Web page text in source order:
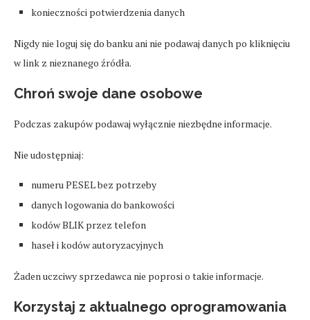
konieczności potwierdzenia danych
Nigdy nie loguj się do banku ani nie podawaj danych po kliknięciu
w link z nieznanego źródła.
Chroń swoje dane osobowe
Podczas zakupów podawaj wyłącznie niezbędne informacje.
Nie udostępniaj:
numeru PESEL bez potrzeby
danych logowania do bankowości
kodów BLIK przez telefon
haseł i kodów autoryzacyjnych
Żaden uczciwy sprzedawca nie poprosi o takie informacje.
Korzystaj z aktualnego oprogramowania